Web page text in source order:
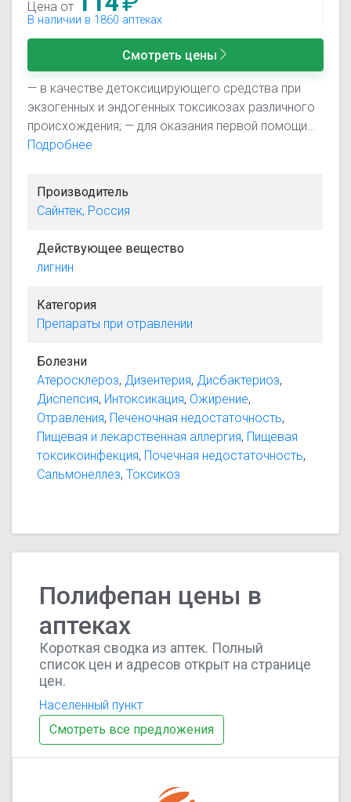
Цена от
В наличии в 1860 аптеках
Смотреть цены
— в качестве детоксицирующего средства при
экзогенных и эндогенных токсикозах различного
происхождения; — для оказания первой помощи
при острых отравлениях лекарственными
комплексном лечении пищевых токсикоинфекций,
сальмонеллеза, дизентерии, дисбактериозов,
заболеваний, сопровождающихся интоксикацией;
ожирение); — препарат может использоваться
для лечения пищевой и лекарственной аллергии; —
Подробнее
Производитель
Сайнтек, Россия
Действующее вещество
лигнин
Категория
Препараты при отравлении
Болезни
Атеросклероз, Дизентерия, Дисбактериоз,
Диспепсия, Интоксикация, Ожирение,
Отравления, Печеночная недостаточность,
Пищевая и лекарственная аллергия, Пищевая
токсикоинфекция, Почечная недостаточность,
Сальмонеллез,Токсикоз
Полифепан цены в
аптеках
Короткая сводка из аптек. Полный
список цен и адресов открыт на странице
цен.
Населенный пункт
Смотреть все предложения